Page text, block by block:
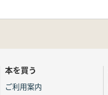
本を買う
ご利用案内